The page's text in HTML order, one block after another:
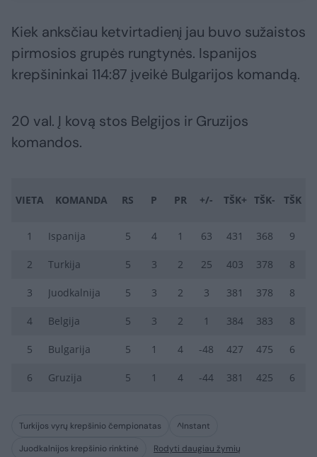
Kiek anksčiau ketvirtadienį jau buvo sužaistos
pirmosios grupės rungtynės. Ispanijos
krepšininkai 114:87 įveikė Bulgarijos komandą.
20 val. Į kovą stos Belgijos ir Gruzijos
komandos.
VIETA KOMANDA RS P PR +/- TŠK+ TŠK- TŠK
1 Ispanija 5 4 1 63 431 368 9
2 Turkija 5 3 2 25 403 378 8
3 Juodkalnija 5 3 2 3 381 378 8
4 Belgija 5 3 2 1 384 383 8
5 Bulgarija 5 1 4 -48 427 475 6
6 Gruzija 5 1 4 -44 381 425 6
Turkijos vyrų krepšinio čempionatas
^Instant
Juodkalnijos krepšinio rinktinė
Rodyti daugiau žymių